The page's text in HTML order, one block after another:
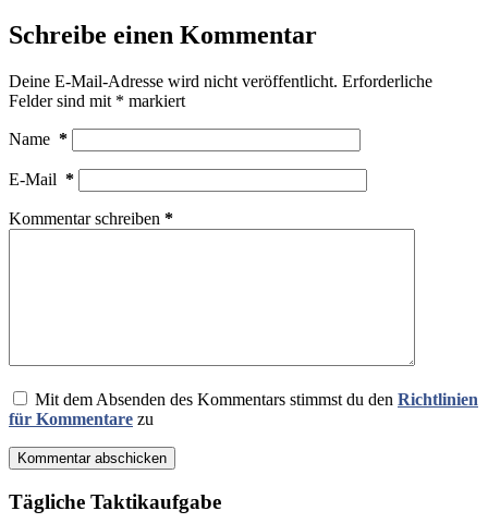
Schreibe einen Kommentar
Deine E-Mail-Adresse wird nicht veröffentlicht. Erforderliche
Felder sind mit * markiert
Name *
E-Mail *
Kommentar schreiben *
Mit dem Absenden des Kommentars stimmst du den Richtlinien
für Kommentare zu
Kommentar abschicken
Tägliche Taktikaufgabe